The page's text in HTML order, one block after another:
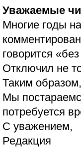
Уважаемые
Многие годы
говорится
Отключил не
Таким
Мы
потребуется
С уважением,
Редакция